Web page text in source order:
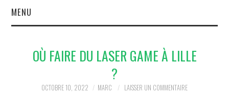
MENU
MODE
MAISON
OÙ FAIRE DU LASER GAME À LILLE
?
OCTOBRE 10, 2022 MARC LAISSER UN COMMENTAIRE